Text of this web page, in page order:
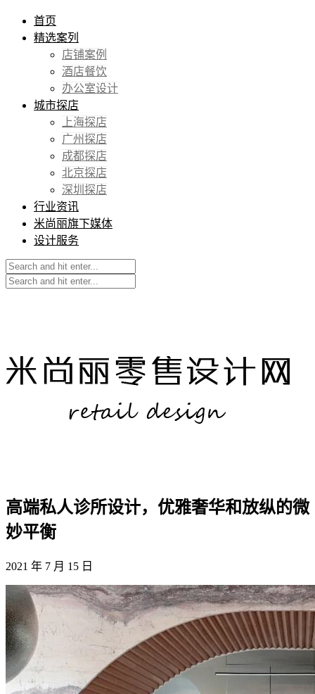
首页
精选案列
店铺案例
酒店餐饮
办公室设计
城市探店
上海探店
广州探店
成都探店
北京探店
深圳探店
行业资讯
米尚丽旗下媒体
设计服务
高端私人诊所设计，优雅奢华和放纵的微
妙平衡
2021 年 7 月 15 日